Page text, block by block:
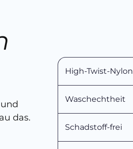
das.
High-Twist-Nylon
Waschechtheit
Schadstoff-frei